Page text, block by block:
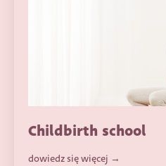
Childbirth school
dowiedz się więcej